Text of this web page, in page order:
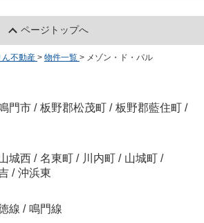
ページトップへ
不動産 > 物件一覧 > メゾン・ド・パル
門市 / 板野郡松茂町 / 板野郡藍住町 /
城西 / 名東町 / 川内町 / 山城町 /
/ 沖浜東
線 / 鳴門線